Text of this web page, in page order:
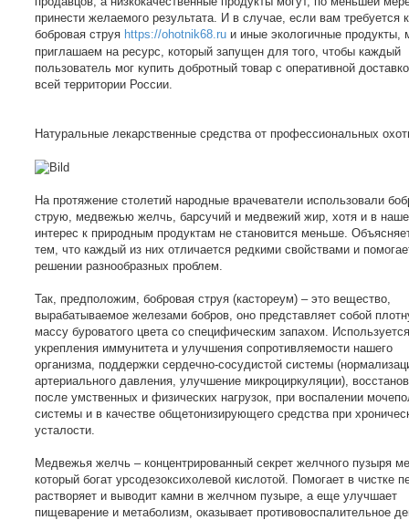
принести желаемого результата. И в случае, если вам требуется
бобровая струя https://ohotnik68.ru и иные экологичные продукты,
приглашаем на ресурс, который запущен для того, чтобы каждый
пользователь мог купить добротный товар с оперативной
всей территории России.
Натуральные лекарственные средства от профессиональных
На протяжение столетий народные врачеватели использовали
струю, медвежью желчь, барсучий и медвежий жир, хотя и в
интерес к природным продуктам не становится меньше.
тем, что каждый из них отличается редкими свойствами и
решении разнообразных проблем.
Так, предположим, бобровая струя (кастореум) – это вещество,
вырабатываемое железами бобров, оно представляет собой
массу буроватого цвета со специфическим запахом.
укрепления иммунитета и улучшения сопротивляемости нашего
организма, поддержки сердечно-сосудистой системы
артериального давления, улучшение микроциркуляции),
после умственных и физических нагрузок, при воспалении
системы и в качестве общетонизирующего средства при
усталости.
Медвежья желчь – концентрированный секрет желчного пузыря
который богат урсодезоксихолевой кислотой. Помогает в чистке
растворяет и выводит камни в желчном пузыре, а еще улучшает
пищеварение и метаболизм, оказывает противовоспалительное